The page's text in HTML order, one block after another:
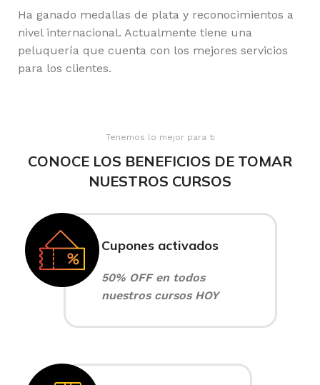
Ha ganado medallas de plata y reconocimientos a
nivel internacional. Actualmente tiene una
peluquería que cuenta con los mejores servicios
para los clientes.
Tenemos lo mejor para ti
CONOCE LOS BENEFICIOS DE TOMAR
NUESTROS CURSOS
Cupones activados
50% OFF en todos
nuestros cursos HOY